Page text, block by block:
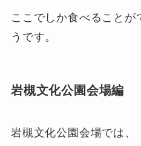
ここでしか食べることが
うです。
岩槻文化公園会場編
岩槻文化公園会場では、